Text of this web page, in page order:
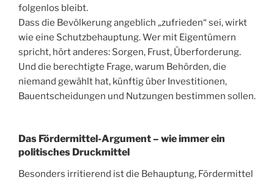
folgenlos bleibt.
Dass die Bevölkerung angeblich „zufrieden“ sei, wirkt
wie eine Schutzbehauptung. Wer mit Eigentümern
spricht, hört anderes: Sorgen, Frust, Überforderung.
Und die berechtigte Frage, warum Behörden, die
niemand gewählt hat, künftig über Investitionen,
Bauentscheidungen und Nutzungen bestimmen sollen.
Das Fördermittel-Argument – wie immer ein
politisches Druckmittel
Besonders irritierend ist die Behauptung, Fördermittel